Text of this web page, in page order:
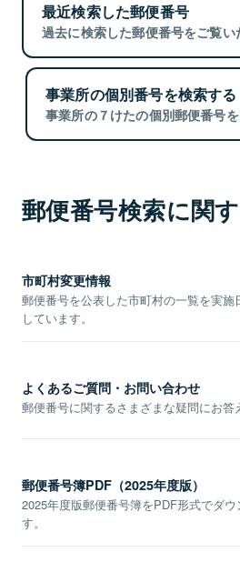
最近検索した郵便番号
過去に検索した郵便番号をご覧い
事業所の個別番号を検索する
事業所の７けたの個別郵便番号を
郵便番号検索に関
市町村変更情報
郵便番号を公表した市町村の一覧を実施
しています。
よくあるご質問・お問い合わせ
郵便番号に関するさまざまな疑問にお答
郵便番号簿PDF（2025年度版）
2025年度版郵便番号簿をPDF形式でダウ
す。